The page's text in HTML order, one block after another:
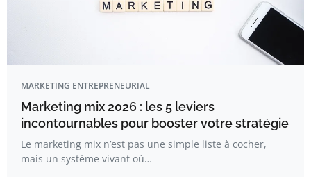
MARKETING ENTREPRENEURIAL
Marketing mix 2026 : les 5 leviers
incontournables pour booster votre stratégie
Le marketing mix n’est pas une simple liste à cocher,
mais un système vivant où…